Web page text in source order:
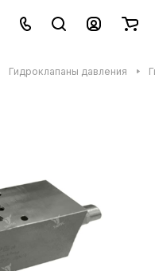
Гидроклапаны давления